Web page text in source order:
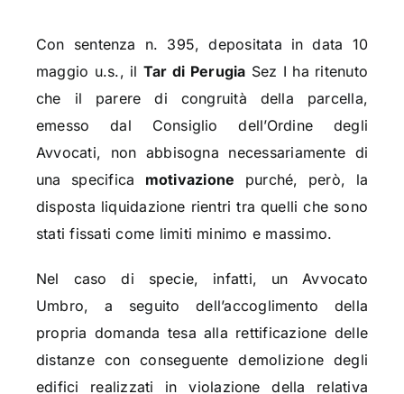
Con sentenza n. 395, depositata in data 10
maggio u.s., il Tar di Perugia Sez I ha ritenuto
che il parere di congruità della parcella,
emesso dal Consiglio dell’Ordine degli
Avvocati, non abbisogna necessariamente di
una specifica motivazione purché, però, la
disposta liquidazione rientri tra quelli che sono
stati fissati come limiti minimo e massimo.
Nel caso di specie, infatti, un Avvocato
Umbro, a seguito dell’accoglimento della
propria domanda tesa alla rettificazione delle
distanze con conseguente demolizione degli
edifici realizzati in violazione della relativa